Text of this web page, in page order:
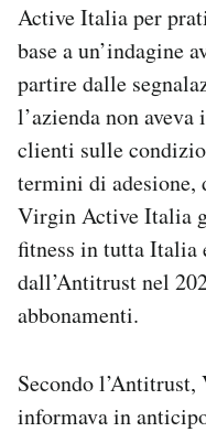
Area Personale
Newsletter
Notifiche mobile
Esci
Active Italia per
base a un’indagine
partire dalle
l’azienda non
clienti sulle
termini di adesione,
Virgin Active Italia
fitness in tutta Italia
dall’Antitrust nel
abbonamenti.
Secondo
informava in